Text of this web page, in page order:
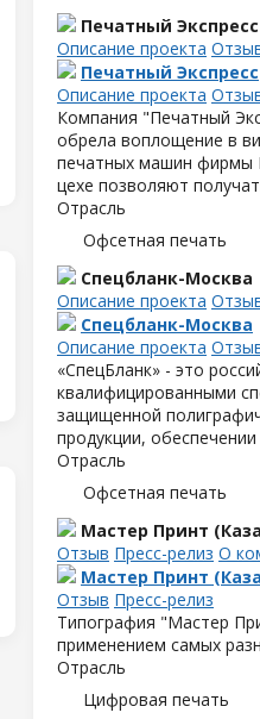
Печатный Экспресс
Описание проекта
Печатный Экспресс
Описание проекта
Компания "Печатный
обрела воплощение в
печатных машин фирмы
цехе позволяют
Отрасль
Офсетная печать
Спецбланк-Москва
Описание проекта
Спецбланк-Москва
Описание проекта
«СпецБланк» - это
квалифицированными
защищенной
продукции,
Отрасль
Офсетная печать
Мастер Принт
Отзыв Пресс-релиз О
Мастер Принт
Отзыв Пресс-релиз
Типография "Мастер
применением самых
Отрасль
Цифровая печать